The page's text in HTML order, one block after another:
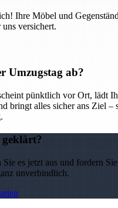
Ihre Möbel und
uns versichert.
Umzugstag ab?
pünktlich vor Ort, lädt
bringt alles sicher ans Ziel –
Sie es jetzt aus und fordern
unverbindlich.